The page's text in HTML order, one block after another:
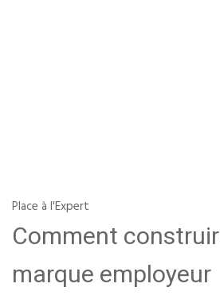
Place à l'Expert
Comment
marque employeur